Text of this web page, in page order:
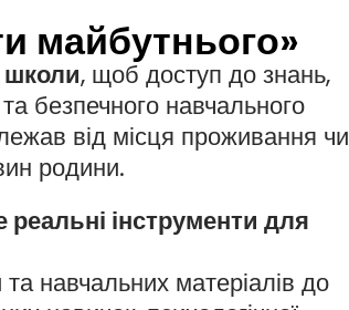
майбутнього»
школи, щоб доступ до знань,
безпечного навчального
від місця проживання чи
родини.
інструменти для
та навчальних матеріалів до